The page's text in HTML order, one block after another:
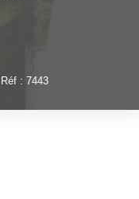
Réf : 7443